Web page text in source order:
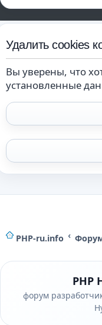
Удалить cookies
Вы уверены, что
установленные
PHP-ru.info
PHP
форум